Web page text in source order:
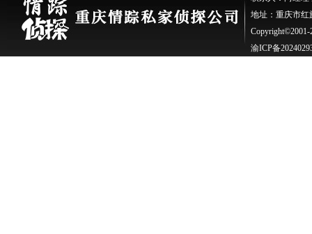
地址：重庆市红
Copyright©2001-
渝ICP备